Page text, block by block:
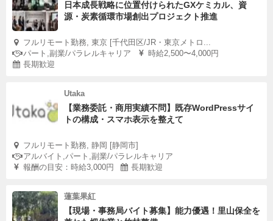
日本成長戦略に位置付けられたGXケミカル、資
源・炭素循環市場創出プロジェクト推進
フルリモート勤務, 東京 [千代田区/JR・東京メトロ...
パート,副業/パラレルキャリア
時給2,500〜4,000円
長期歓迎
Utaka
【業務委託・商用実績不問】既存WordPressサイ
トの構成・スマホ表示を整えて
フルリモート勤務, 静岡 [静岡市]
アルバイト,パート,副業/パラレルキャリア
報酬の目安：時給3,000円
長期歓迎
蓮葉果紅
【現場・事務局バイト募集】能力優遇！里山保全を